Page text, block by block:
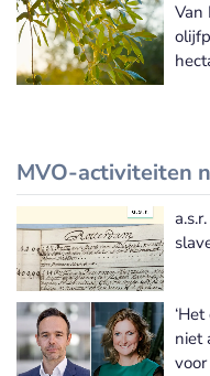
Van
MVO-activiteiten
niet
voor